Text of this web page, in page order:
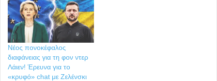
Νέος πονοκέφαλος
διαφάνειας για τη φον ντερ
Λάιεν! Έρευνα για το
«κρυφό» chat με Ζελένσκι